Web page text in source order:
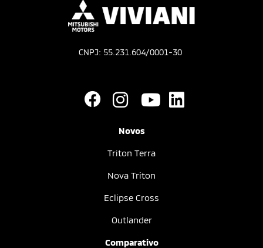
CNPJ: 55.231.604/0001-30
Novos
Triton Terra
Nova Triton
Eclipse Cross
Outlander
Comparativo